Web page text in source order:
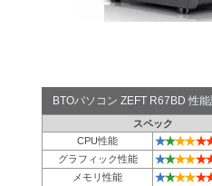
BTOパソコン ZEFT R67BD 性
スペック
CPU性能
★★★★★
グラフィック性能 ★★★★★
メモリ性能 ★★★★★